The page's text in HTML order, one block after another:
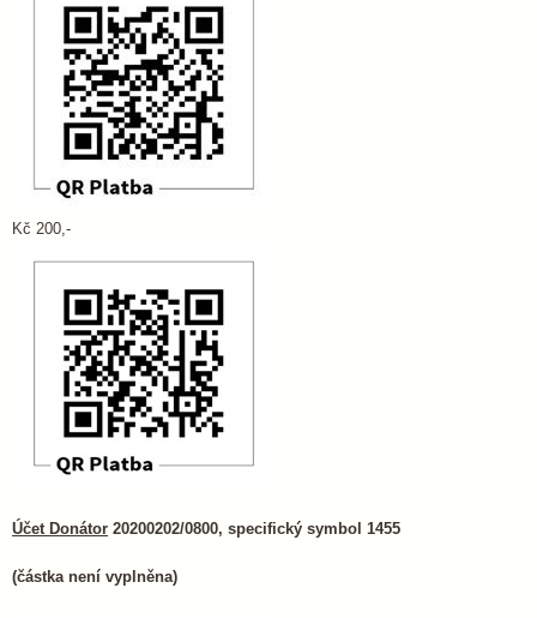
Kč 200,-
Účet Donátor 20200202/0800, specifický symbol 1455
(částka není vyplněna)